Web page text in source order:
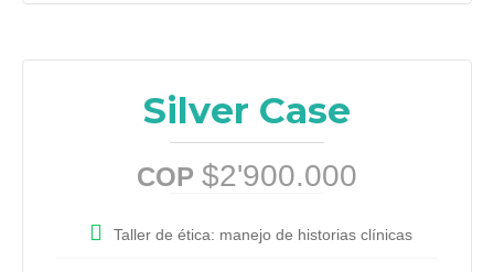
Silver Case
COP $2'900.000
Taller de ética: manejo de historias clínicas